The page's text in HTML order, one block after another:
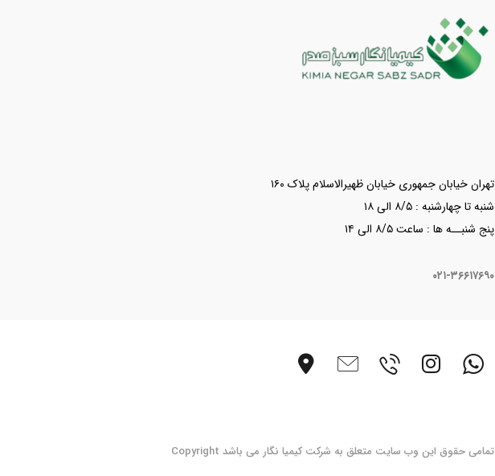
تهران خیابان جمهوری خیابان ظهیرالاسلام پلاک ۱۶۰
شنبه تا چهارشنبه : ۸/۵ الی ۱۸
پنج شنبــه ها : ساعت ۸/۵ الی ۱۴
۰۲۱-۳۶۶۱۷۶۹۰
تمامی حقوق این وب سایت متعلق به شرکت کیمیا نگار می باشد Copyright